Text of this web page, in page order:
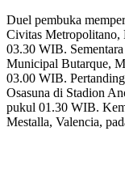
Duel pembuka
Civitas Metropolitano,
03.30 WIB.
Municipal Butarque,
03.00 WIB.
Osasuna di Stadion
pukul 01.30 WIB.
Mestalla, Valencia,